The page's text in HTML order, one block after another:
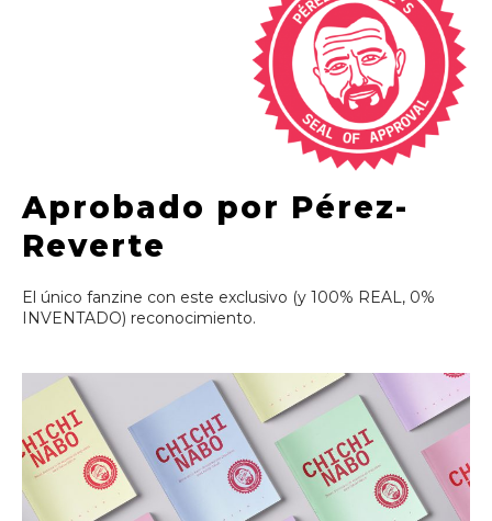
Aprobado por Pérez-
Reverte
El único fanzine con este exclusivo (y 100% REAL, 0%
INVENTADO) reconocimiento.